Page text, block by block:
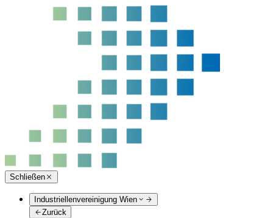
Schließen
Industriellenvereinigung Wien
Zurück